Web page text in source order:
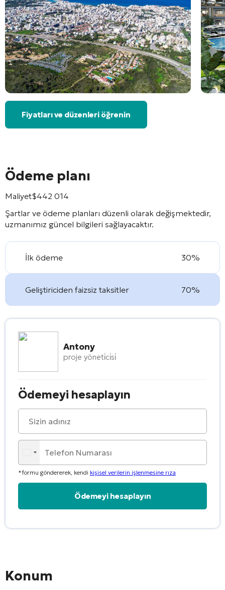
Fiyatları ve düzenleri öğrenin
Ödeme planı
Maliyet$442 014
Şartlar ve ödeme planları düzenli olarak değişmektedir,
uzmanımız güncel bilgileri sağlayacaktır.
İlk ödeme 30%
Geliştiriciden faizsiz taksitler 70%
Antony
proje yöneti̇ci̇si̇
Ödemeyi hesaplayın
*formu göndererek, kendi kişisel verilerin işlenmesine rıza
Konum